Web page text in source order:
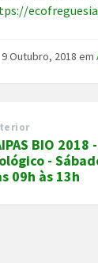
9 Outubro, 2018em
BIO 2018
-
09h às 13h